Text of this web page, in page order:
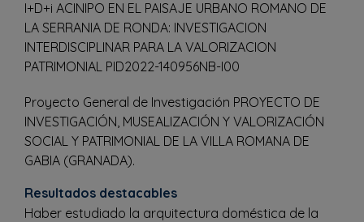
I+D+i ACINIPO EN EL PAISAJE URBANO ROMANO DE
LA SERRANIA DE RONDA: INVESTIGACION
INTERDISCIPLINAR PARA LA VALORIZACION
PATRIMONIAL PID2022-140956NB-I00
Proyecto General de Investigación PROYECTO DE
INVESTIGACIÓN, MUSEALIZACIÓN Y VALORIZACIÓN
SOCIAL Y PATRIMONIAL DE LA VILLA ROMANA DE
GABIA (GRANADA).
Resultados destacables
Haber estudiado la arquitectura doméstica de la